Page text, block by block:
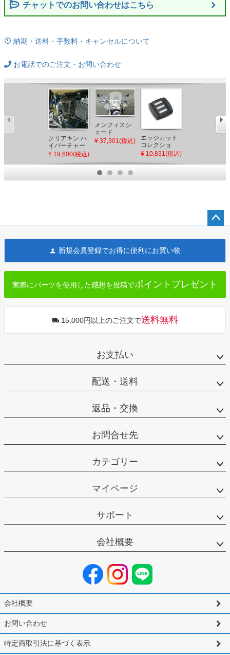
チャットでのお問い合わせはこちら
納期・送料・手数料・キャンセルについて
お電話でのご注文・お問い合わせ
クリアキン ハ
イパーチャー
ジャー ホーン
¥ 19,600(税込)
メンフィスシ
ェード
DEMON ウイ
¥ 37,301(税込)
エッジカット
コレクショ
ン・ブレーキ
ール
¥ 10,831(税込)
ラケット
へ
新規会員登録でお得に便利にお買い物
実際にパーツを使用した感想を投稿でポイントプレゼント
15,000円以上のご注文で送料無料
お支払い
配送・送料
返品・交換
お問合せ先
カテゴリー
マイページ
サポート
会社概要
会社概要
お問い合わせ
特定商取引法に基づく表示